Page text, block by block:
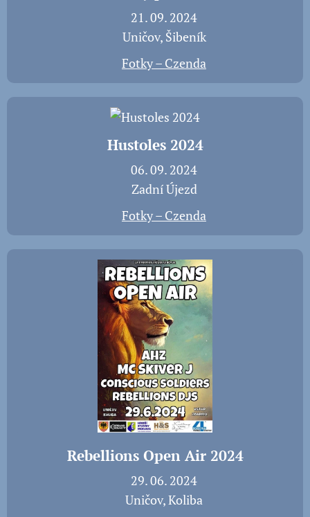
📅 21. 09. 2024
📍 Uničov, Šibeník
Fotky – Czenda
Hustoles 2024
📅 06. 09. 2024
📍 Zadní Újezd
Fotky – Czenda
Rebellions Open Air 2024
📅 29. 06. 2024
📍 Uničov, Koliba